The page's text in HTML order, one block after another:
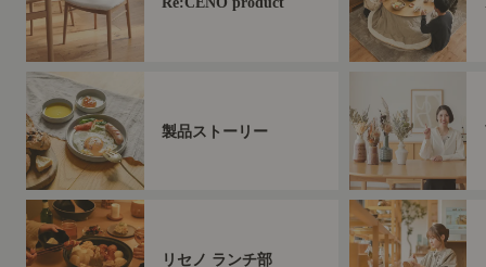
製品ストーリー
リセノ ランチ部